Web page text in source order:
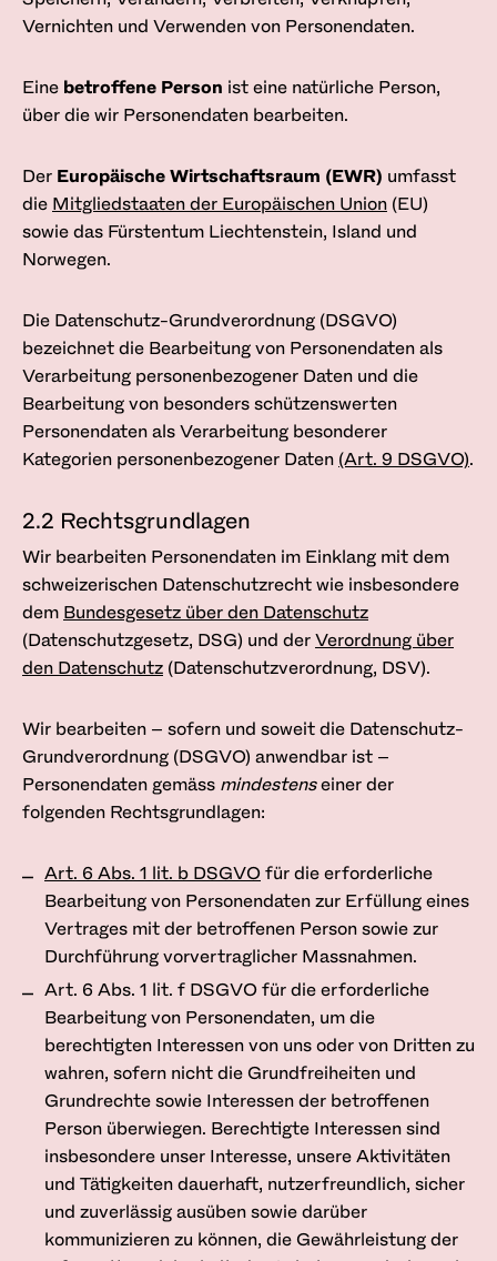
Vernichten und Verwenden von Personendaten.
Eine betroffene Person ist eine natürliche Person,
über die wir Personendaten bearbeiten.
Der Europäische Wirtschafts­raum (EWR) umfasst
die Mitgliedstaaten der Europäischen Union (EU)
sowie das Fürstentum Liechtenstein, Island und
Norwegen.
Die Datenschutz-Grund­verordnung (DSGVO)
bezeichnet die Bearbeitung von Personendaten als
Verarbeitung personenbezogener Daten und die
Bearbeitung von besonders schützenswerten
Personendaten als Verarbeitung besonderer
Kategorien personenbezogener Daten (Art. 9 DSGVO).
2.2 Rechtsgrundlagen
Wir bearbeiten Personendaten im Einklang mit dem
schweizerischen Datenschutzrecht wie insbesondere
dem Bundesgesetz über den Datenschutz
(Datenschutzgesetz, DSG) und der Verordnung über
den Datenschutz (Datenschutzverordnung, DSV).
Wir bearbeiten – sofern und soweit die Datenschutz-
Grundverordnung (DSGVO) anwendbar ist –
Personendaten gemäss mindestenseiner der
folgenden Rechtsgrundlagen:
Art. 6 Abs. 1 lit. b DSGVO für die erforderliche
Bearbeitung von Personendaten zur Erfüllung eines
Vertrages mit der betroffenen Person sowie zur
Durchführung vorvertraglicher Massnahmen.
Art. 6 Abs. 1 lit. f DSGVO für die erforderliche
Bearbeitung von Personendaten, um die
berechtigten Interessen von uns oder von Dritten zu
wahren, sofern nicht die Grundfreiheiten und
Grundrechte sowie Interessen der betroffenen
Person überwiegen. Berechtigte Interessen sind
insbesondere unser Interesse, unsere Aktivitäten
und Tätigkeiten dauerhaft, nutzerfreundlich, sicher
und zuverlässig ausüben sowie darüber
kommunizieren zu können, die Gewährleistung der